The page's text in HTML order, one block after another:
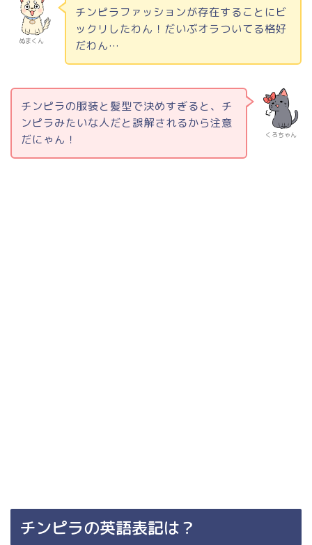
ぬまくん
チンピラファッションが存在することにビ
ックリしたわん！だいぶオラついてる格好
だわん…
くろちゃん
チンピラの服装と髪型で決めすぎると、チ
ンピラみたいな人だと誤解されるから注意
だにゃん！
チンピラの英語表記は？